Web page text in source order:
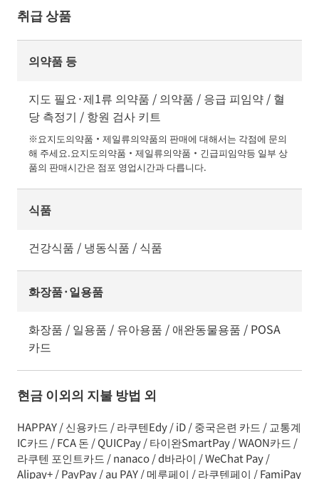
취급 상품
의약품 등
지도 필요·제1류 의약품 / 의약품 / 응급 피임약 / 혈
당 측정기 / 항원 검사 키트
※요지도의약품・제일류의약품의 판매에 대해서는 각점에 문의
해 주세요.요지도의약품・제일류의약품・긴급피임약등 일부 상
품의 판매시간은 점포 영업시간과 다릅니다.
식품
건강식품 / 냉동식품 / 식품
화장품·일용품
화장품 / 일용품 / 유아용품 / 애완동물용품 / POSA
카드
현금 이외의 지불 방법 외
HAPPAY / 신용카드 / 라쿠텐Edy / iD / 중국은련 카드 / 교통계
IC카드 / FCA 돈 / QUICPay / 타이완SmartPay / WAON카드 /
라쿠텐 포인트카드 / nanaco / d바라이 / WeChat Pay /
Alipay+ / PayPay / au PAY / 메루페이 / 라쿠텐페이 / FamiPay